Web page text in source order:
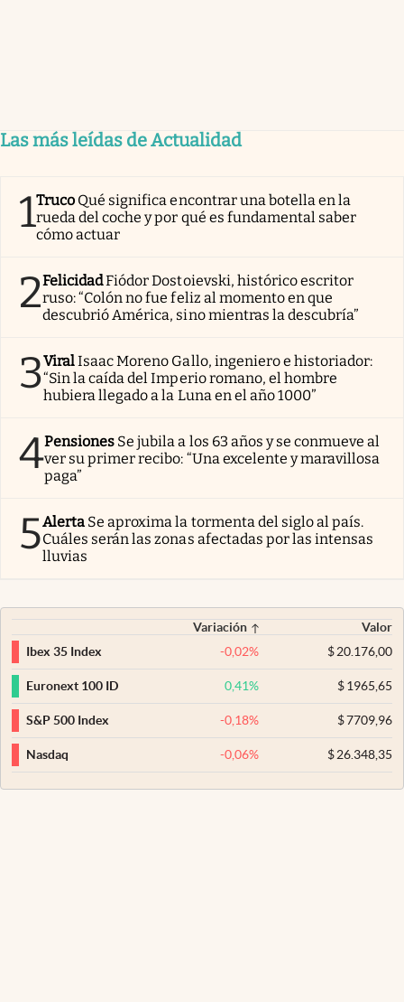
Las más leídas de Actualidad
1Truco Qué significa encontrar una botella en la
rueda del coche y por qué es fundamental saber
cómo actuar
2FelicidadFiódor Dostoievski, histórico escritor
ruso: “Colón no fue feliz al momento en que
descubrió América, sino mientras la descubría”
3ViralIsaac Moreno Gallo, ingeniero e historiador:
“Sin la caída del Imperio romano, el hombre
hubiera llegado a la Luna en el año 1000”
4Pensiones Se jubila a los 63 años y se conmueve al
ver su primer recibo: “Una excelente y maravillosa
paga”
5Alerta Se aproxima la tormenta del siglo al país.
Cuáles serán las zonas afectadas por las intensas
lluvias
Variación
Valor
Ibex 35 Index
-0,02% $20.176,00
Euronext 100 ID 0,41% $1965,65
S&P 500 Index -0,18% $7709,96
Nasdaq -0,06% $26.348,35